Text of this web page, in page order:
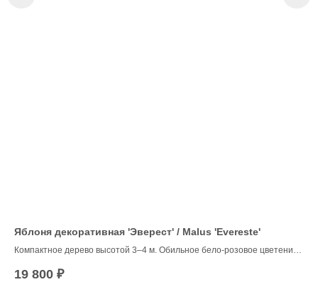
Яблоня декоративная 'Эверест' / Malus 'Evereste'
Компактное дерево высотой 3–4 м. Обильное бело-розовое цветение
создают длительный декоративный эффект. Морозостойка, устойчива
19 800 ₽